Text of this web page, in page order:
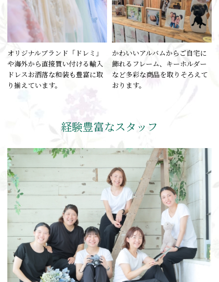
オリジナルブランド「ドレミ」
や海外から直接買い付ける輸入
ドレスお洒落な和装も豊富に取
り揃えています。
かわいいアルバムからご自宅に
飾れるフレーム、キーホルダー
など多彩な商品を取りそろえて
おります。
経験豊富なスタッフ